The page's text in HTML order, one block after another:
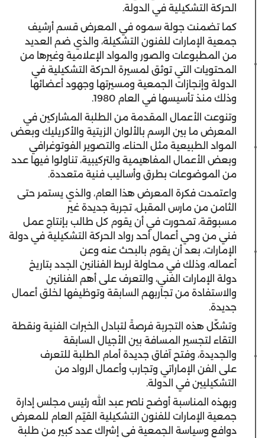
الحركة التشكيلية في الدولة.
كما تضمنت جولة سموه في المعرض قسم أرشيف
جمعية الإمارات للفنون التشكيلة، والذي ضم العديد
من المطبوعات والصور والمواد الإعلامية وغيرها من
المحتويات التي توثق لمسيرة الحركة التشكيلية في
الدولة وإنجازات الجمعية ومسيرتها وجهود أعضائها
وذلك منذ تأسيسها في العام 1980.
وتنوعت الأعمال المقدمة من الطلبة المشاركين في
المعرض ما بين الرسم بالألوان الزيتية والأكريليك وبعض
المواد الطبيعية مثل الحناء، والتصوير الفوتوغرافي
وبعض الأعمال المفاهيمية والتركيبية، تناولوا فيها عدد
من الموضوعات بطرق وأساليب فنية متعددة.
واعتمدت فكرة المعرض هذا العام، والذي يستمر حتى
الثامن من مارس المقبل، تجربة جديدة غير
مسبوقة، تمحورت في أن يقوم كل طالب بإنتاج عمل
فني من وحي أعمال أحد رواد الحركة التشكيلية في دولة
الإمارات، بعد أن يقوم بالبحث عنه وعن
أعماله، وذلك في محاولة لربط الفنانين الجدد بتاريخ
دولة الإمارات الفني، والتعرف على أهم الفنانين
والاستفادة من تجاربهم السابقة وتوظيفها لخلق أعمال
جديدة.
وتشكّل هذه التجربة فرصةً لتبادل الخبرات الفنية ونقطة
التقاء لتجسير المسافة بين الأجيال السابقة
والجديدة، وفتح آفاق جديدة أمام الطلبة للتعرف
على الفن الإماراتي وتجارب وأعمال الرواد من
التشكيليين في الدولة.
وبهذه المناسبة أوضح ناصر عبد الله رئيس مجلس إدارة
جمعية الإمارات للفنون التشكيلية القيّم العام للمعرض
دوافع وسياسة الجمعية في إشراك عدد كبير من طلبة